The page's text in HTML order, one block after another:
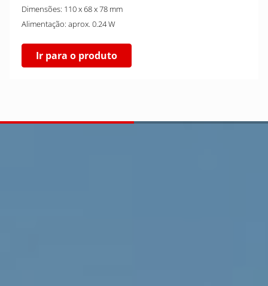
Dimensões: 110 x 68 x 78 mm
Alimentação: aprox. 0.24 W
Ir para o produto